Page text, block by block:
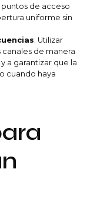
de acceso
uniforme sin
: Utilizar
de manera
a garantizar que la
cuando haya